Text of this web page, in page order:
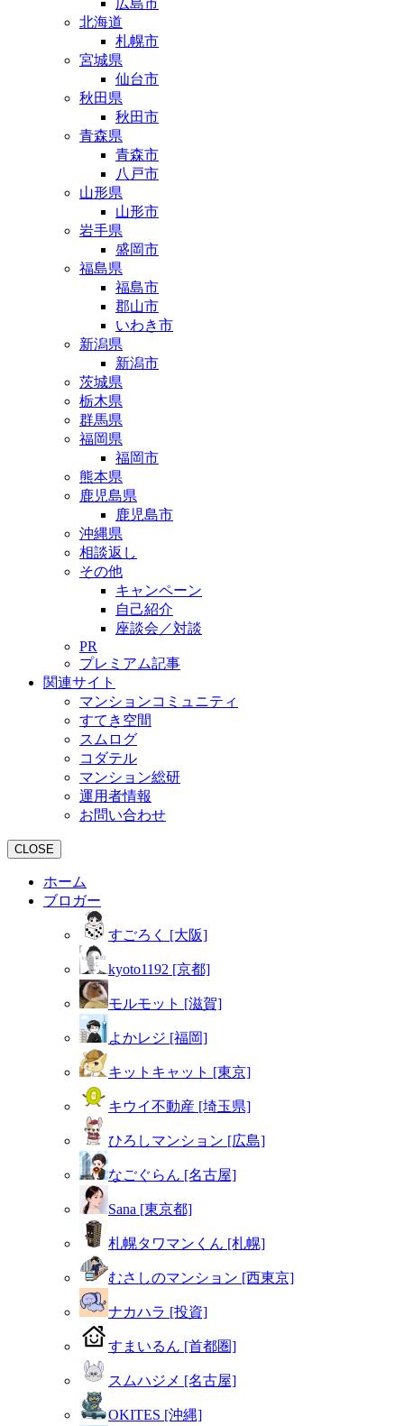
広島市
北海道
札幌市
宮城県
仙台市
秋田県
秋田市
青森県
青森市
八戸市
山形県
山形市
岩手県
盛岡市
福島県
福島市
郡山市
いわき市
新潟県
新潟市
茨城県
栃木県
群馬県
福岡県
福岡市
熊本県
鹿児島県
鹿児島市
沖縄県
相談返し
その他
キャンペーン
自己紹介
座談会／対談
PR
プレミアム記事
関連サイト
マンションコミュニティ
すてき空間
スムログ
コダテル
マンション総研
運用者情報
お問い合わせ
CLOSE
ホーム
ブロガー
すごろく [大阪]
kyoto1192 [京都]
モルモット [滋賀]
よかレジ [福岡]
キットキャット [東京]
キウイ不動産 [埼玉県]
ひろしマンション [広島]
なごぐらん [名古屋]
Sana [東京都]
札幌タワマンくん [札幌]
むさしのマンション [西東京]
ナカハラ [投資]
すまいるん [首都圏]
スムハジメ [名古屋]
OKITES [沖縄]